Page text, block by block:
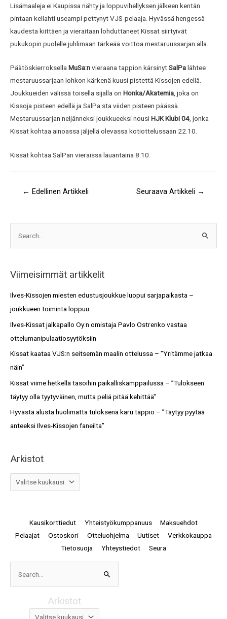
Lisämaaleja ei Kaupissa nähty ja loppuvihellyksen jälkeen kentän
pintaan kellahti useampi pettynyt VJS-pelaaja. Hyvässä hengessä
kaudesta kiittäen ja vieraitaan lohduttaneet Kissat siirtyivät
pukukopin puolelle juhlimaan tärkeää voittoa mestaruussarjan alla.
Päätöskierroksella MuSa:nvieraana tappion kärsinytSalPalähtee
mestaruussarjaan lohkon kärkenä kuusi pistettä Kissojen edellä.
Joukkueiden välissä toisella sijalla on Honka/Akatemia , joka on
Kissoja pisteen edellä ja SalPa:sta viiden pisteen päässä.
Mestaruussarjan neljänneksi joukkueeksi nousiHJK Klubi 04 , jonka
Kissat kohtaa ainoassa jäljellä olevassa kotiottelussaan 22.10.
Kissat kohtaa SalPan vieraissa lauantaina 8.10.
← Edellinen Artikkeli Seuraava Artikkeli →
c
h
Viimeisimmät artikkelit
Ilves-Kissojen miesten edustusjoukkue luopui sarjapaikasta –
joukkueen toiminta loppuu
Ilves-Kissat jalkapallo Oy:n omistaja Pavlo Ostrenko vastaa
ottelumanipulaatiosyytöksiin
Kissat kaataa VJS:n seitsemän maalin ottelussa – ”Yritämme jatkaa
näin”
Kissat viime hetkellä tasoihin paikalliskamppailussa – ”Tulokseen
täytyy olla tyytyväinen, mutta peliä pitää kehittää”
Hyvästä alusta huolimatta tuloksena karu tappio – ”Täytyy pyytää
anteeksi Ilves-Kissojen faneilta”
Arkistot
i
t
o
t
Kausikorttiedut Yhteistyökumppanuus
Maksuehdot
Pelaajat
Ostoskori Otteluohjelma Uutiset
Verkkokauppa
Tietosuoja
Yhteystiedot Seura
Search
for:
Arkistot